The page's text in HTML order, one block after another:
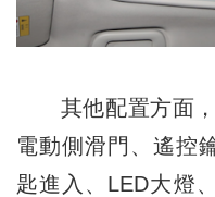
其他配置方面，
電動側滑門、遙控
匙進入、LED大燈